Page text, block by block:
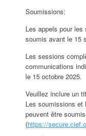
Soumissions:
Les appels pour
soumis avant le 15
Les sessions
communications
le 15 octobre 2025.
Veuillez inclure un
Les soumissions et
peuvent être
(https://